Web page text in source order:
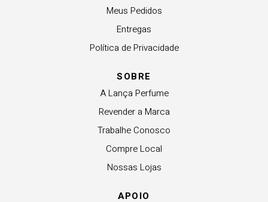
Meus Pedidos
Entregas
Política de Privacidade
SOBRE
A Lança Perfume
Revender a Marca
Trabalhe Conosco
Compre Local
Nossas Lojas
APOIO